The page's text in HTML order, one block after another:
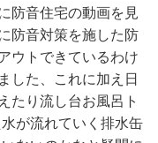
防音住宅の動画を見
防音対策を施した防
ウトできているわけ
した、これに加え日
たり流し台お風呂ト
が流れていく排水缶